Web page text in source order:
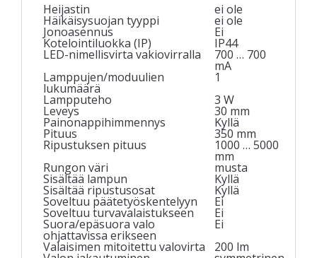
Heijastin ei ole
Häikäisysuojan tyyppi ei ole
Jonoasennus Ei
Kotelointiluokka (IP) IP44
LED-nimellisvirta vakiovirralla 700 … 700
mA
Lamppujen/moduulien
lukumäärä
1
Lampputeho
3 W
Leveys 30 mm
Painonappihimmennys Kyllä
Pituus 350 mm
Ripustuksen pituus 1000 … 5000
mm
Rungon väri musta
Sisältää lampun Kyllä
Sisältää ripustusosat Kyllä
Soveltuu päätetyöskentelyyn Ei
Soveltuu turvavalaistukseen Ei
Suora/epäsuora valo
ohjattavissa erikseen
Ei
Valaisimen mitoitettu valovirta
200 lm